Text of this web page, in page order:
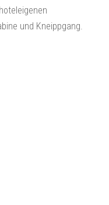
und Kneippgang.